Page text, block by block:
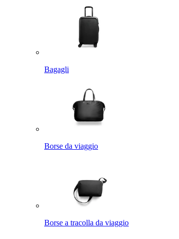
Bagagli
Borse da viaggio
Borse a tracolla da viaggio